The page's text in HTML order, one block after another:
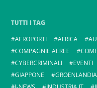
TUTTI I TAG
AEROPORTI
AFRICA
COMPAGNIE AEREE
CYBERCRIMINALI
EVENTI
GIAPPONE
GROENLANDIA